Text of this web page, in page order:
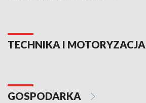
TECHNIKA I MOTORYZACJA
GOSPODARKA